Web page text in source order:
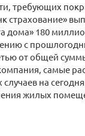
требующих
страхование»
дома» 180
с
от общей
самые
на
жилых